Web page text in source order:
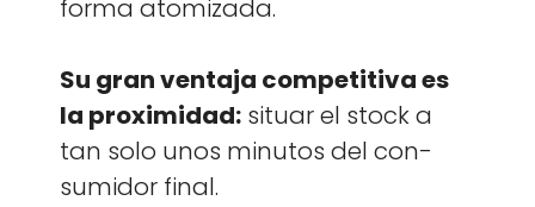
for­ma atom­iza­da.
Su gran ven­ta­ja com­pet­i­ti­va es
la prox­im­i­dad: situ­ar el stock a
tan solo unos min­u­tos del con­
sum­i­dor final.